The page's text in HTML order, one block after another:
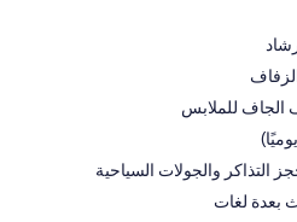
الجاف للملابس
التذاكر والجولات السياحية
بعدة لغات